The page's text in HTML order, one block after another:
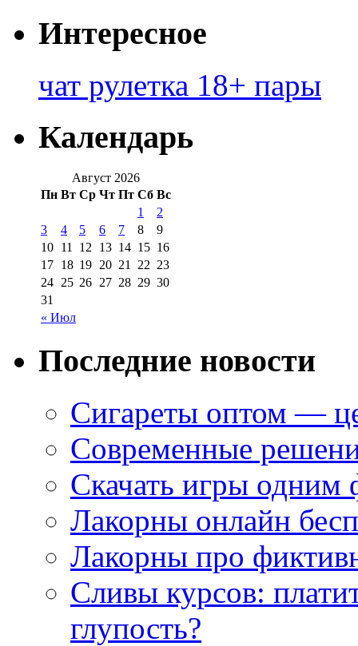
Интересное
чат рулетка 18+ пары
Календарь
Август 2026
Пн Вт Ср Чт Пт Сб Вс
« Июл
1
2
3
4 5 6 7 8
9
10 11 12 13 14 15 16
17 18 19 20 21 22 23
24 25 26 27 28 29 30
31
Последние новости
Сигареты оптом —
Современные
Скачать игры одним
Лакорны онлайн
Лакорны про
Сливы курсов:
глупость?